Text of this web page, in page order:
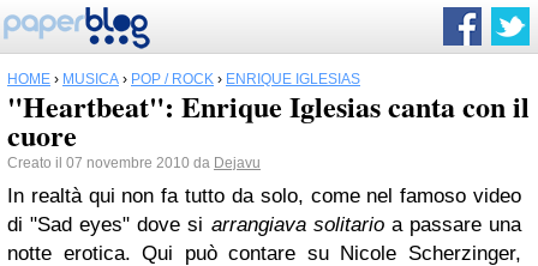
HOME › MUSICA › POP / ROCK › ENRIQUE IGLESIAS
"Heartbeat": Enrique Iglesias canta con il
cuore
Creato il 07 novembre 2010 da Dejavu
In realtà qui non fa tutto da solo, come nel famoso video
di "Sad eyes" dove si arrangiava solitarioa passare una
notte erotica. Qui può contare su Nicole Scherzinger,